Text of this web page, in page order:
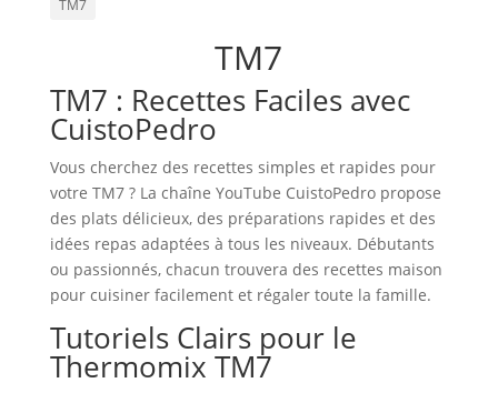
TM7
TM7
TM7 : Recettes Faciles avec
CuistoPedro
Vous cherchez des recettes simples et rapides pour
votre TM7 ? La chaîne YouTube CuistoPedro propose
des plats délicieux, des préparations rapides et des
idées repas adaptées à tous les niveaux. Débutants
ou passionnés, chacun trouvera des recettes maison
pour cuisiner facilement et régaler toute la famille.
Tutoriels Clairs pour le
Thermomix TM7